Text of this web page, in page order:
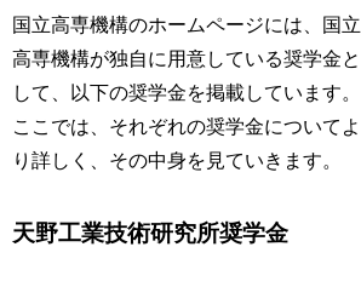
国立高専機構のホームページには、国立
高専機構が独自に用意している奨学金と
して、以下の奨学金を掲載しています。
ここでは、それぞれの奨学金についてよ
り詳しく、その中身を見ていきます。
天野工業技術研究所奨学金